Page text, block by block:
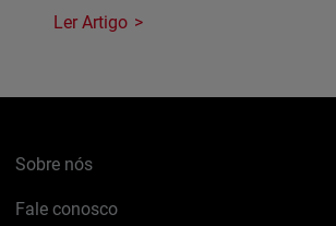
Ler Artigo
Sobre nós
Fale conosco